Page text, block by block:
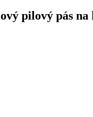
pilový pás na